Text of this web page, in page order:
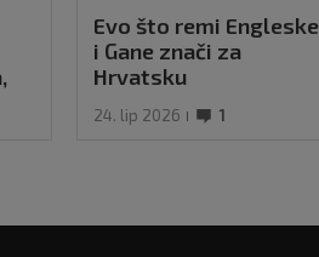
Evo što remi Engleske
i Gane znači za
Hrvatsku
24. lip 2026 1